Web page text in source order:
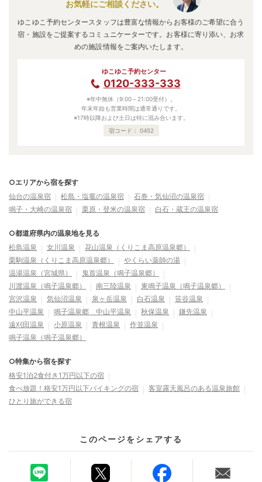
お気軽にご相談ください。
ゆこゆこ予約センタースタッフは豊富な情報からお客様のご希望に合う
宿・施設をご提案するコミュニケーターです。お客様に寄り添い、お求
めの施設情報をご案内いたします。
ゆこゆこ予約センター
0120-333-333
※年中無休（9:00～21:00受付）。
年末年始も営業時間は通常通りです。
※17時以降および土日は特に混み合います。
宿コード： 0452
○エリアから宿を探す
仙台の温泉宿
松島・塩竈の温泉宿
石巻・気仙沼の温泉宿
鳴子・大崎の温泉宿
栗原・登米の温泉宿 白石・蔵王の温泉宿
○都道府県内の温泉地を見る
松島温泉
女川温泉
花山温泉（くりこま高原温泉郷）
栗駒温泉（くりこま高原温泉郷）
やくらい薬師の湯
温湯温泉（宮城県）
鬼首温泉（鳴子温泉郷）
川渡温泉（鳴子温泉郷）
南三陸温泉
東鳴子温泉（鳴子温泉郷）
宮沢温泉
気仙沼温泉 泉ヶ岳温泉 白石温泉
笹谷温泉
中山平温泉
鳴子温泉郷 中山平温泉 秋保温泉
鎌先温泉
遠刈田温泉
小原温泉 青根温泉
作並温泉
鳴子温泉（鳴子温泉郷）
○特集から宿を探す
格安1泊2食付き1万円以下の宿
食べ放題！格安1万円以下バイキングの宿
客室露天風呂のある温泉旅館
ひとり旅ができる宿
このページをシェアする